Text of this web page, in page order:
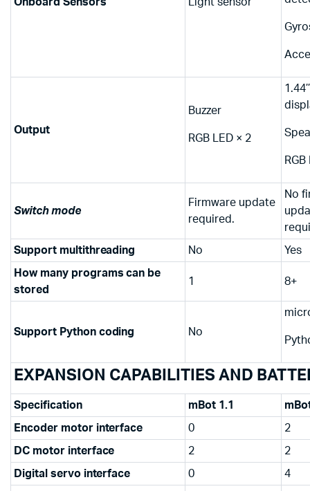
Output
Buzzer
RGB LED × 2
RGB
Switch mode
Firmware update
required.
No
Support multithreading No Yes
How many programs can be
stored
1 8+
SupportPython coding No
EXPANSION CAPABILITIES AND
Specification mBot 1.1
Encoder motor interface 0 2
DC motor interface 2 2
Digital servo interface 0 4